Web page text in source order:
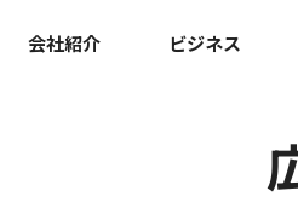
会社紹介 ビジネス